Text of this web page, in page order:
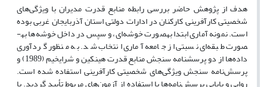
هدف از پژوهش حاضر بررسی رابطه منابع قدرت مدیران با ویژگی‌های
شخصیتی کارآفرینی کارکنان در ادارات دولتی استان آذربایجان غربی بوده
است. نمونه آماری ابتدا به­صورت خوشه‌ای، و سپس در داخل خوشه‌ها به­
صورت طبقه‌ای نسبتی از جامعه آماری انتخاب شد. به منظور گردآوری
داده‌ها از دو پرسش­نامه سنجش منابع قدرت هینکین و شرایخیم (1989) و
پرسش‌نامه سنجش ویژگی‌های شخصیتی کارآفرینی استفاده شده است.
روایی و پایایی پرسش‌نامه‌ها با استفاده از آزمون‌های مربوط تأیید گردید. با